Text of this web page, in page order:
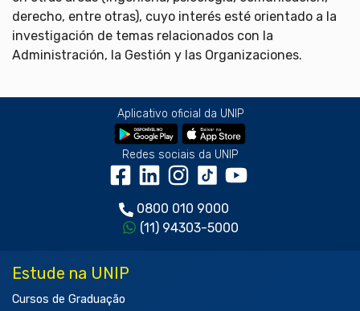
derecho, entre otras), cuyo interés esté orientado a la
investigación de temas relacionados con la
Administración, la Gestión y las Organizaciones.
Aplicativo oficial da UNIP
Redes sociais da UNIP
0800 010 9000
(11) 94303-5000
Estude na UNIP
Cursos de Graduação